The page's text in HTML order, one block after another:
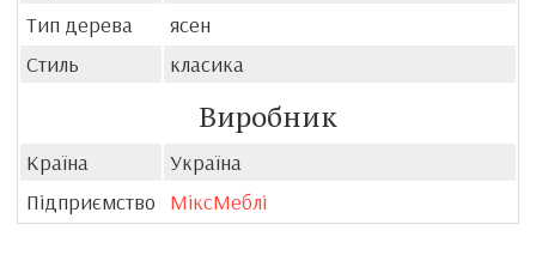
Тип дерева
ясен
Стиль
класика
Виробник
Країна
Україна
Підприємство
МіксМеблі